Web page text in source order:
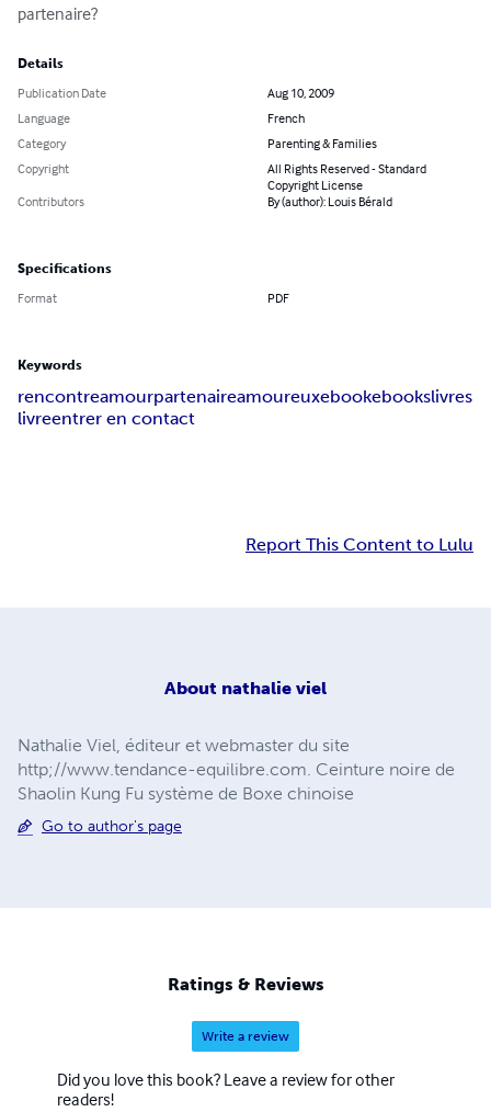
partenaire?
Details
Publication Date
Aug 10, 2009
Language
French
Category
Parenting & Families
Copyright
All Rights Reserved - Standard
Copyright License
Contributors
By (author): Louis Bérald
Specifications
Format PDF
Keywords
rencontreamourpartenaireamoureuxebookebookslivres
livreentrer en contact
Report This Content to Lulu
About nathalie viel
Nathalie Viel, éditeur et webmaster du site
http;//www.tendance-equilibre.com. Ceinture noire de
Shaolin Kung Fu système de Boxe chinoise
Go to author's page
Ratings & Reviews
Write a review
Did you love this book? Leave a review for other
readers!